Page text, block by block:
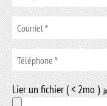
Lier un fichier ( < 2mo )